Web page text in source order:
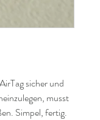
sicher und
musst
Simpel, fertig.